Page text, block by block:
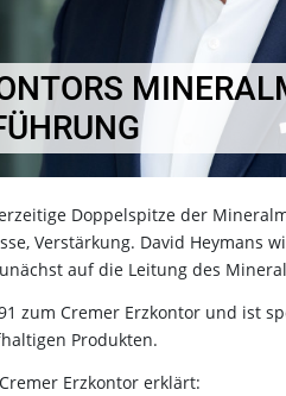
Doppelspitze der
Verstärkung. David Heymans
auf die Leitung des
zum Cremer Erzkontor und ist
Produkten.
Erzkontor erklärt: